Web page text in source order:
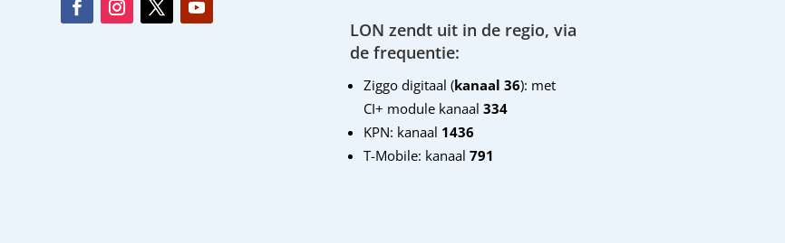
LON zendt uit in de regio, via
de frequentie:
Ziggo digitaal (kanaal 36): met
CI+ module kanaal 334
KPN: kanaal 1436
T-Mobile: kanaal791